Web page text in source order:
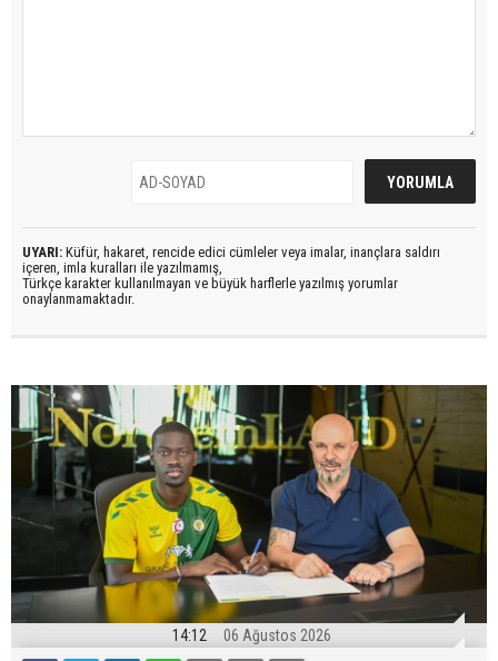
UYARI: Küfür, hakaret, rencide edici cümleler veya imalar, inançlara saldırı
içeren, imla kuralları ile yazılmamış,
Türkçe karakter kullanılmayan ve büyük harflerle yazılmış yorumlar
onaylanmamaktadır.
14:12 06 Ağustos 2026